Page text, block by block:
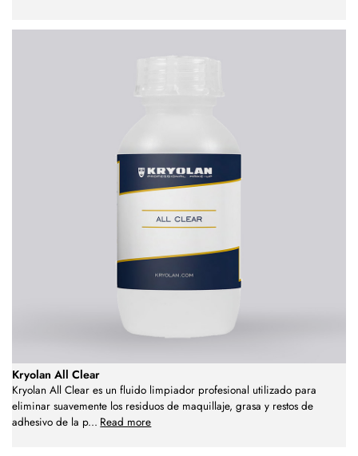
Kryolan All Clear
Kryolan All Clear es un fluido limpiador profesional utilizado para
eliminar suavemente los residuos de maquillaje, grasa y restos de
adhesivo de la p... Read more